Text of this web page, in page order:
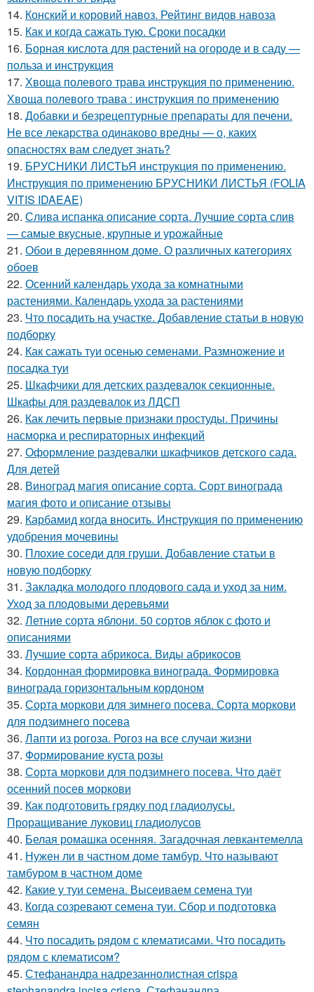
14. Конский и коровий навоз. Рейтинг видов навоза
15. Как и когда сажать тую. Сроки посадки
16. Борная кислота для растений на огороде и в саду —
польза и инструкция
17. Хвоща полевого трава инструкция по применению.
Хвоща полевого трава : инструкция по применению
18. Добавки и безрецептурные препараты для печени.
Не все лекарства одинаково вредны — о, каких
опасностях вам следует знать?
19. БРУСНИКИ ЛИСТЬЯ инструкция по применению.
Инструкция по применению БРУСНИКИ ЛИСТЬЯ (FOLIA
VITIS IDAEAE)
20. Слива испанка описание сорта. Лучшие сорта слив
— самые вкусные, крупные и урожайные
21. Обои в деревянном доме. О различных категориях
обоев
22. Осенний календарь ухода за комнатными
растениями. Календарь ухода за растениями
23. Что посадить на участке. Добавление статьи в новую
подборку
24. Как сажать туи осенью семенами. Размножение и
посадка туи
25. Шкафчики для детских раздевалок секционные.
Шкафы для раздевалок из ЛДСП
26. Как лечить первые признаки простуды. Причины
насморка и респираторных инфекций
27. Оформление раздевалки шкафчиков детского сада.
Для детей
28. Виноград магия описание сорта. Сорт винограда
магия фото и описание отзывы
29. Карбамид когда вносить. Инструкция по применению
удобрения мочевины
30. Плохие соседи для груши. Добавление статьи в
новую подборку
31. Закладка молодого плодового сада и уход за ним.
Уход за плодовыми деревьями
32. Летние сорта яблони. 50 сортов яблок с фото и
описаниями
33. Лучшие сорта абрикоса. Виды абрикосов
34. Кордонная формировка винограда. Формировка
винограда горизонтальным кордоном
35. Сорта моркови для зимнего посева. Сорта моркови
для подзимнего посева
36. Лапти из рогоза. Рогоз на все случаи жизни
37. Формирование куста розы
38. Сорта моркови для подзимнего посева. Что даёт
осенний посев моркови
39. Как подготовить грядку под гладиолусы.
Проращивание луковиц гладиолусов
40. Белая ромашка осенняя. Загадочная левкантемелла
41. Нужен ли в частном доме тамбур. Что называют
тамбуром в частном доме
42. Какие у туи семена. Высеиваем семена туи
43. Когда созревают семена туи. Сбор и подготовка
семян
44. Что посадить рядом с клематисами. Что посадить
рядом с клематисом?
45. Стефанандра надрезаннолистная crispa